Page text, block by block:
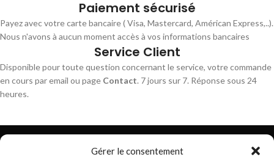
Gérer le consentement
Paiement sécurisé
Payez avec votre carte bancaire ( Visa, Mastercard, Américan Express,..).
Nous n'avons à aucun moment accès à vos informations bancaires
Service Client
Disponible pour toute question concernant le service, votre commande
en cours par email ou page Contact. 7 jours sur 7. Réponse sous 24
heures.